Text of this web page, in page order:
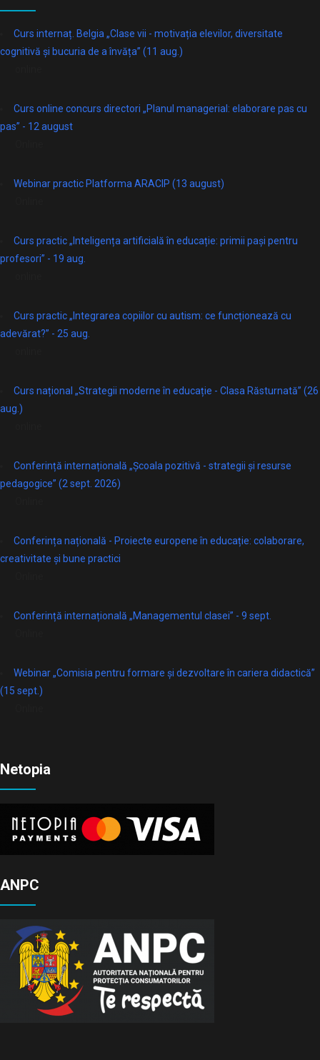
Curs internaț. Belgia „Clase vii - motivația elevilor, diversitate
cognitivă și bucuria de a învăța” (11 aug.)
Curs online concurs directori „Planul managerial: elaborare pas cu
pas” - 12 august
Webinar practic Platforma ARACIP (13 august)
Curs practic „Inteligența artificială în educație: primii pași pentru
profesori” - 19 aug.
Curs practic „Integrarea copiilor cu autism: ce funcționează cu
adevărat?” - 25 aug.
Curs național „Strategii moderne în educație - Clasa Răsturnată” (26
aug.)
Conferință internațională „Școala pozitivă - strategii și resurse
pedagogice” (2 sept. 2026)
Conferința națională - Proiecte europene în educație: colaborare,
creativitate și bune practici
Conferință internațională „Managementul clasei” - 9 sept.
Webinar „Comisia pentru formare și dezvoltare în cariera didactică”
(15 sept.)
Netopia
ANPC